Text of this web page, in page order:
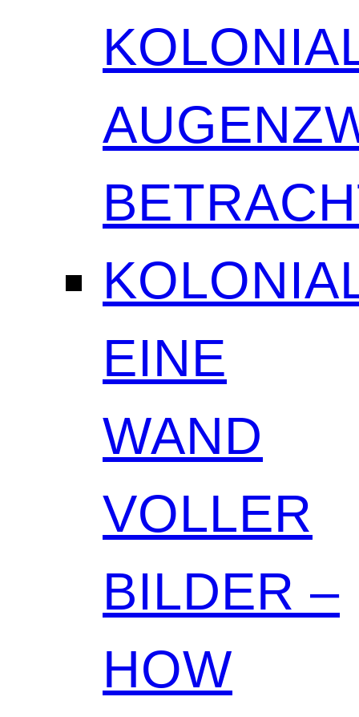
EINE
WAND
VOLLER
BILDER –
HOW